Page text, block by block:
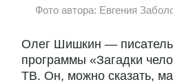
Фото автора: Евгения
Олег Шишкин —
программы «Загадки
ТВ. Он, можно сказать,